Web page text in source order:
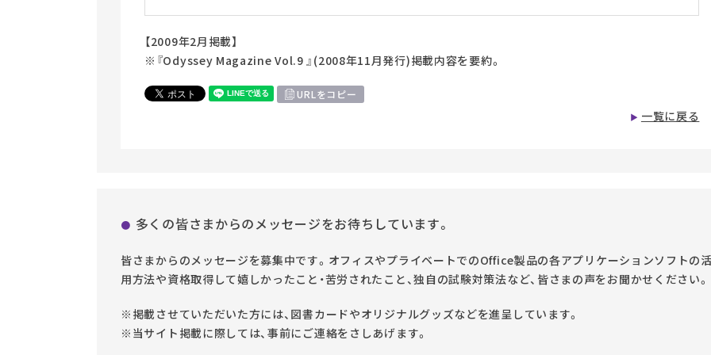
【2009年2月掲載】
※『Odyssey Magazine Vol.9 』(2008年11月発行)掲載内容を要約。
URLをコピー
一覧に戻る
多くの皆さまからのメッセージをお待ちしています。
皆さまからのメッセージを募集中です。オフィスやプライベートでのOffice製品の各アプリケーションソフトの
用方法や資格取得して嬉しかったこと・苦労されたこと、独自の試験対策法など、皆さまの声をお聞かせください。
※掲載させていただいた方には、図書カードやオリジナルグッズなどを進呈しています。
※当サイト掲載に際しては、事前にご連絡をさしあげます。